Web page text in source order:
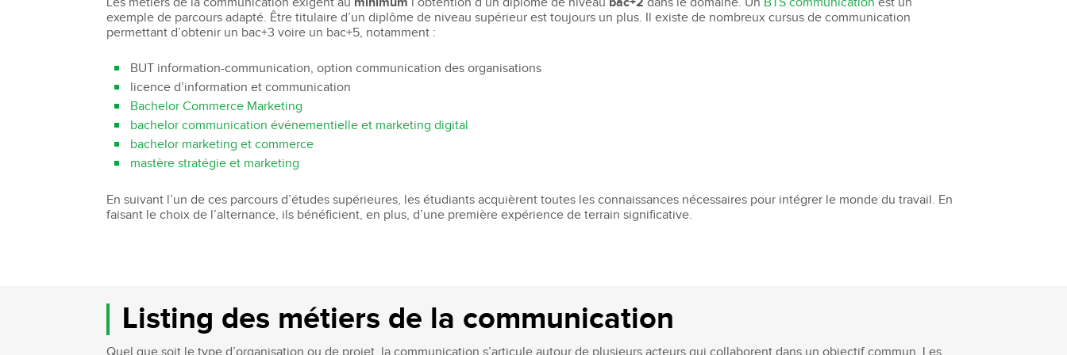
exemple de parcours adapté. Être titulaire d’un diplôme de niveau supérieur est toujours un plus. Il existe de nombreux cursus de communication
permettant d’obtenir un bac+3 voire un bac+5, notamment :
BUT information-communication, option communication des organisations
licence d’information et communication
Bachelor Commerce Marketing
bachelor communication événementielle et marketing digital
bachelor marketing et commerce
mastère stratégie et marketing
En suivant l’un de ces parcours d’études supérieures, les étudiants acquièrent toutes les connaissances nécessaires pour intégrer le monde du travail. En
faisant le choix de l’alternance, ils bénéficient, en plus, d’une première expérience de terrain significative.
Listing des métiers de la communication
Quel que soit le type d’organisation ou de projet, la communication s’articule autour de plusieurs acteurs qui collaborent dans un objectif commun. Les